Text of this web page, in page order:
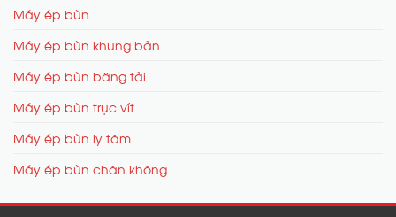
Máy ép bùn
Máy ép bùn khung bản
Máy ép bùn băng tải
Máy ép bùn trục vít
Máy ép bùn ly tâm
Máy ép bùn chân không